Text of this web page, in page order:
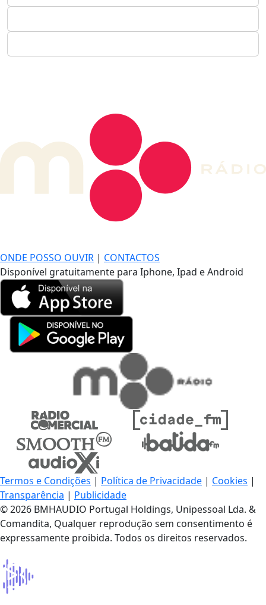
ONDE POSSO OUVIR | CONTACTOS
Disponível gratuitamente para Iphone, Ipad e Android
Termos e Condições | Política de Privacidade | Cookies |
Transparência | Publicidade
© 2026 BMHAUDIO Portugal Holdings, Unipessoal Lda. &
Comandita, Qualquer reprodução sem consentimento é
expressamente proibida. Todos os direitos reservados.